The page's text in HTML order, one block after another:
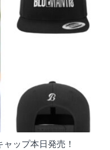
ップ本日発売！